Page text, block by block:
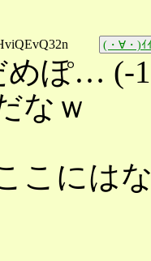
(・∀・)ｲ
めぽ… (-
なｗ
こには